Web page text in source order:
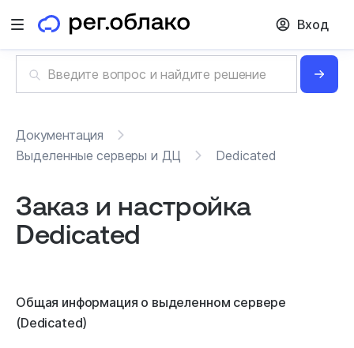
Открыть меню Вход
Документация
Выделенные серверы и ДЦ
Dedicated
Заказ и настройка
Dedicated
Общая информация о выделенном сервере
(Dedicated)